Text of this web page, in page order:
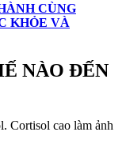
CÙNG
KHỎE VÀ
NÀO ĐẾN
Cortisol cao làm ảnh